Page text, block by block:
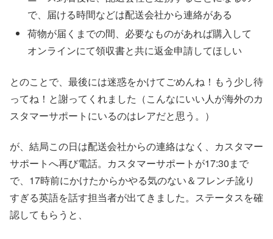
で、届ける時間などは配送会社から連絡がある
荷物が届くまでの間、必要なものがあれば購入して
オンラインにて領収書と共に返金申請してほしい
とのことで、最後には迷惑をかけてごめんね！もう少し待
ってね！と謝ってくれました（こんなにいい人が海外のカ
スタマーサポートにいるのはレアだと思う。）
が、結局この日は配送会社からの連絡はなく、カスタマー
サポートへ再び電話。カスタマーサポートが17:30まで
で、17時前にかけたからかやる気のない＆フレンチ訛り
すぎる英語を話す担当者が出てきました。ステータスを確
認してもらうと、